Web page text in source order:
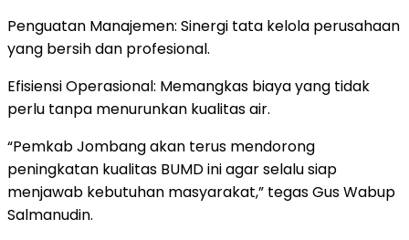
Penguatan Manajemen: Sinergi tata kelola perusahaan
yang bersih dan profesional.
Efisiensi Operasional: Memangkas biaya yang tidak
perlu tanpa menurunkan kualitas air.
“Pemkab Jombang akan terus mendorong
peningkatan kualitas BUMD ini agar selalu siap
menjawab kebutuhan masyarakat,” tegas Gus Wabup
Salmanudin.